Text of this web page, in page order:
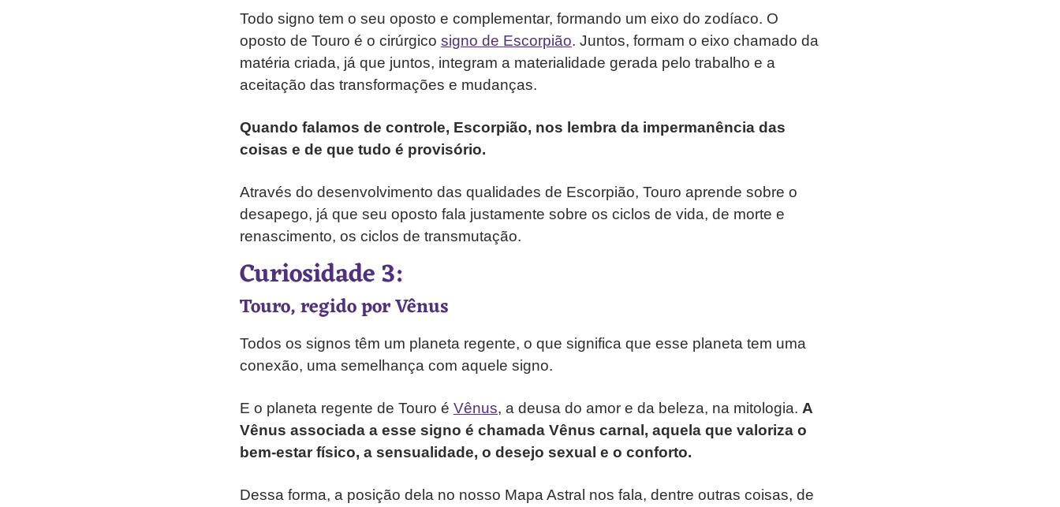
Todo signo tem o seu oposto e complementar, formando um eixo do zodíaco. O
oposto de Touro é o cirúrgico signo de Escorpião. Juntos, formam o eixo chamado da
matéria criada, já que juntos, integram a materialidade gerada pelo trabalho e a
aceitação das transformações e mudanças.
Quando falamos de controle, Escorpião, nos lembra da impermanência das
coisas e de que tudo é provisório.
Através do desenvolvimento das qualidades de Escorpião, Touro aprende sobre o
desapego, já que seu oposto fala justamente sobre os ciclos de vida, de morte e
renascimento, os ciclos de transmutação.
Curiosidade 3:
Touro, regido por Vênus
Todos os signos têm um planeta regente, o que significa que esse planeta tem uma
conexão, uma semelhança com aquele signo.
E o planeta regente de Touro é Vênus, a deusa do amor e da beleza, na mitologia. A
Vênus associada a esse signo é chamada Vênus carnal, aquela que valoriza o
bem-estar físico, a sensualidade, o desejo sexual e o conforto.
Dessa forma, a posição dela no nosso Mapa Astral nos fala, dentre outras coisas, de